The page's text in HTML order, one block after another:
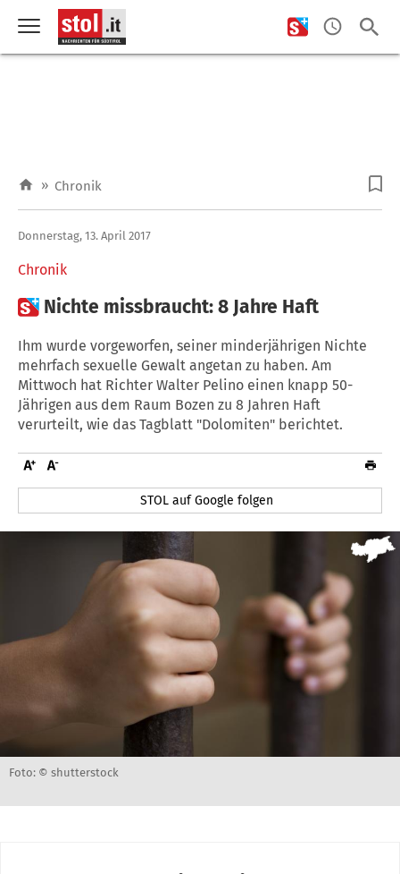
» Chronik
Chronik
Donnerstag, 13. April 2017
 Nichte missbraucht: 8 Jahre Haft
Ihm wurde vorgeworfen, seiner minderjährigen Nichte
mehrfach sexuelle Gewalt angetan zu haben. Am
Mittwoch hat Richter Walter Pelino einen knapp 50-
Jährigen aus dem Raum Bozen zu 8 Jahren Haft
verurteilt, wie das Tagblatt "Dolomiten" berichtet.
STOL auf Google folgen
Foto: © shutterstock